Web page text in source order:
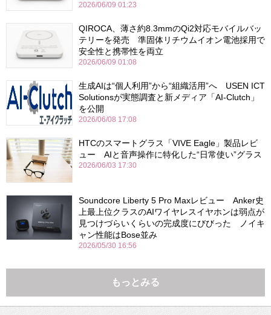
2026/06/09 01:23
QIROCA、薄さ約8.3mmのQi2対応モバイルバッ
テリーを発売 準固体リチウムイオン電池採用で
安全性と携帯性を両立
2026/06/09 01:08
生成AIは“個人利用”から“組織活用”へ USEN ICT
Solutionsが実態調査と新メディア「AI-Clutch」
を公開
2026/06/08 17:08
HTCのスマートグラス「VIVE Eagle」製品レビ
ュー AIと音声操作に特化した“日常使い”グラス
2026/06/03 17:30
Soundcore Liberty 5 Pro Maxレビュー Anker史
上最上位クラスのAIワイヤレスイヤホンは弱点が
見つけづらいくらいの完成度にびびった ノイキ
ャン性能はBose並み
2026/05/30 16:56
もっとみる